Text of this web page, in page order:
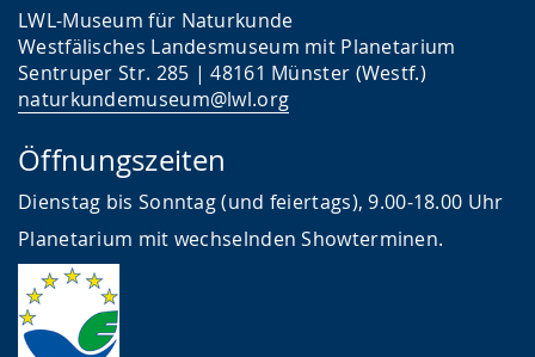
LWL-Museum für Naturkunde
Westfälisches Landesmuseum mit Planetarium
Sentruper Str. 285 | 48161 Münster (Westf.)
naturkundemuseum@lwl.org
Öffnungszeiten
Dienstag bis Sonntag (und feiertags), 9.00-18.00 Uhr
Planetarium mit wechselnden Showterminen.